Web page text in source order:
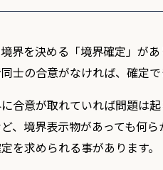
界を決める「境界確定」が
士の合意がなければ、確定で
合意が取れていれば問題は
、境界表示物があっても何
を求められる事があります。